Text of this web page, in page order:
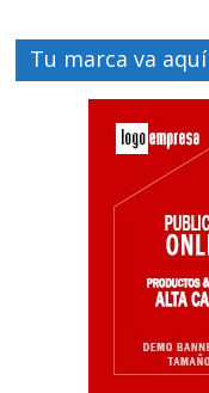
Tu marca va aquí